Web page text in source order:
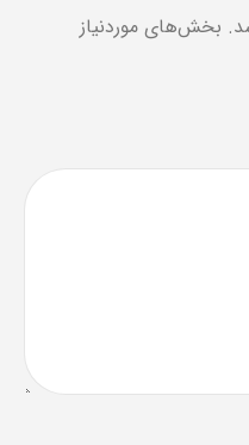
بخش‌های موردنیاز